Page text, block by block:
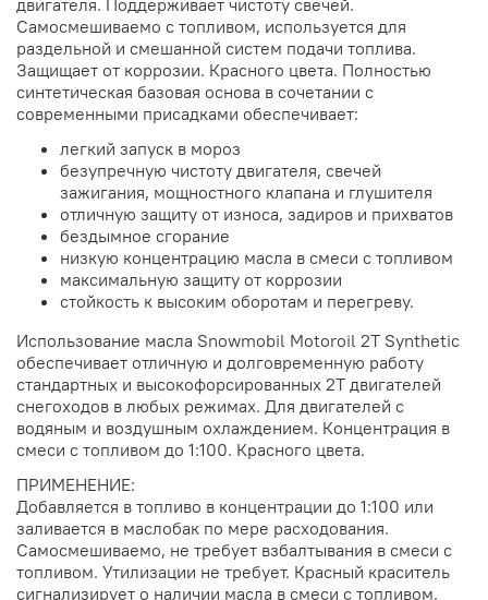
двигателя. Поддерживает чистоту свечей.
Самосмешиваемо с топливом, используется для
раздельной и смешанной систем подачи топлива.
Защищает от коррозии. Красного цвета. Полностью
синтетическая базовая основа в сочетании с
современными присадками обеспечивает:
легкий запуск в мороз
безупречную чистоту двигателя, свечей
зажигания, мощностного клапана и глушителя
отличную защиту от износа, задиров и прихватов
бездымное сгорание
низкую концентрацию масла в смеси с топливом
максимальную защиту от коррозии
стойкость к высоким оборотам и перегреву.
Использование масла Snowmobil Motoroil 2T Synthetic
обеспечивает отличную и долговременную работу
стандартных и высокофорсированных 2Т двигателей
снегоходов в любых режимах. Для двигателей с
водяным и воздушным охлаждением. Концентрация в
смеси с топливом до 1:100. Красного цвета.
ПРИМЕНЕНИЕ:
Добавляется в топливо в концентрации до 1:100 или
заливается в маслобак по мере расходования.
Самосмешиваемо, не требует взбалтывания в смеси с
топливом. Утилизации не требует. Красный краситель
сигнализирует о наличии масла в смеси с топливом.